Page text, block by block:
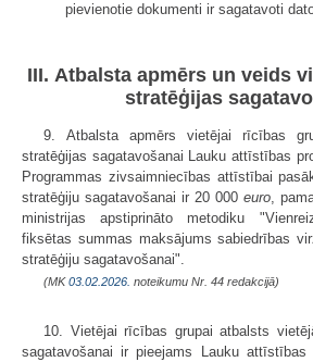
pievienotie dokumenti ir sagatavoti
III. Atbalsta apmērs un veids
stratēģijas
9. Atbalsta apmērs vietējai rīcības
stratēģijas sagatavošanai Lauku attīstības
Programmas zivsaimniecības attīstībai
stratēģiju sagatavošanai ir 20 000 euro ,
ministrijas apstiprināto metodiku
fiksētas summas maksājums sabiedrības
stratēģiju sagatavošanai".
(MK03.02.2026. noteikumu Nr. 44 redakcijā)
10. Vietējai rīcības grupai atbalsts
sagatavošanai ir pieejams Lauku attīstības